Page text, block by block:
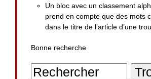
Un bloc avec un classement
prend en compte que des mots
dans le titre de l’article d’une
Bonne recherche